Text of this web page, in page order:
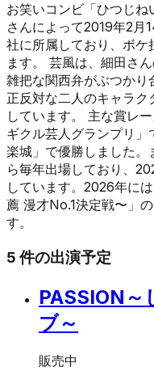
お笑いコンビ「ひつじ
さんによって2019年2月
社に所属しており、ボケ
ます。 芸風は、細田さ
雑把な関西弁がぶつかり
正反対な二人のキャラ
しています。 主な賞レ
ギクル芸人グランプリ
楽城」で優勝しました
ら毎年出場しており、
しています。2026年に
薦 漫才No.1決定戦〜」
す。
5 件の出演予定
PASSION～
ブ～
販売中